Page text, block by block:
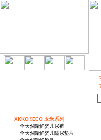
XKKO®ECO 玉米系列
全天然降解婴儿尿裤
全天然降解婴儿隔尿垫片